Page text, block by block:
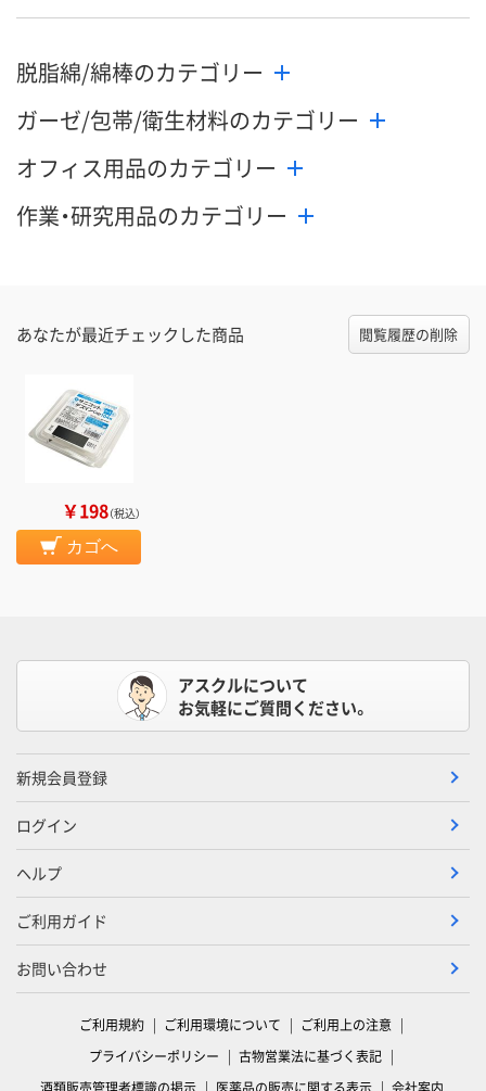
脱脂綿/綿棒のカテゴリー
ガーゼ/包帯/衛生材料のカテゴリー
オフィス用品のカテゴリー
作業・研究用品のカテゴリー
あなたが最近チェックした商品 閲覧履歴の削除
￥198（税込）
カゴへ
アスクルについて
お気軽にご質問ください。
新規会員登録
ログイン
ヘルプ
ご利用ガイド
お問い合わせ
ご利用規約 ご利用環境について
ご利用上の注意
プライバシーポリシー
古物営業法に基づく表記
酒類販売管理者標識の掲示
医薬品の販売に関する表示 会社案内